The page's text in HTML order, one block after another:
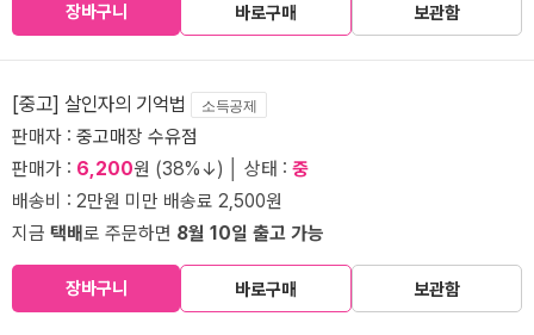
장바구니 바로구매 보관함
[중고] 살인자의 기억법 소득공제
판매자 : 중고매장 수유점
판매가 : 6,200원 (38%↓) │ 상태 : 중
배송비 : 2만원 미만 배송료 2,500원
지금 택배로 주문하면 8월 10일 출고 가능
장바구니 바로구매 보관함